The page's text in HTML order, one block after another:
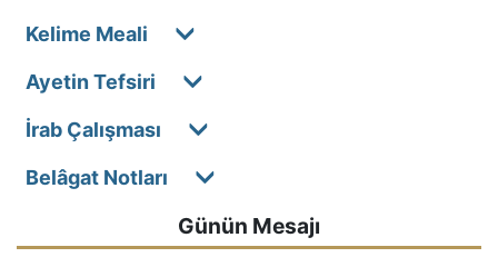
Kelime Meali
Ayetin Tefsiri
İrab Çalışması
Belâgat Notları
Günün Mesajı